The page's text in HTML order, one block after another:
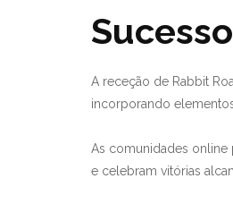
A receção de Rabbit
incorporando
As comunidades online
e celebram vitórias